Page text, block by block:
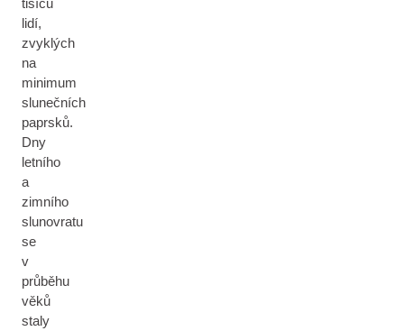
lidí,
zvyklých
na
minimum
slunečních
paprsků.
Dny
letního
a
zimního
slunovratu
se
v
průběhu
věků
staly